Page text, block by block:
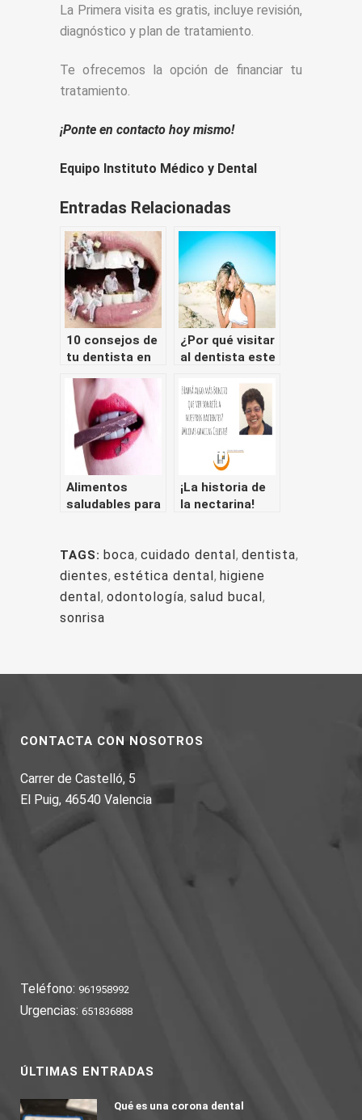
La Primera visita es gratis, incluye revisión,
diagnóstico y plan de tratamiento.
Te ofrecemos la opción de financiar tu
tratamiento.
¡Ponte en contacto hoy mismo!
Equipo Instituto Médico y Dental
Entradas Relacionadas
10 consejos de
tu dentista en
cuidado dental
¿Por qué visitar
al dentista este
Alimentos
saludables para
resistentes
¡La historia de
la nectarina!
disfrutar de la
comida
TAGS: boca, cuidado dental, dentista,
dientes, estética dental, higiene
dental, odontología, salud bucal,
sonrisa
CONTACTA CON NOSOTROS
Carrer de Castelló, 5
El Puig, 46540 Valencia
Teléfono: 961958992
Urgencias: 651836888
ÚLTIMAS ENTRADAS
Qué es una corona dental